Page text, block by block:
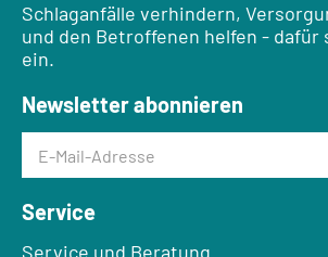
Schlaganfälle verhindern,
und den Betroffenen helfen - dafür
ein.
Newsletter abonnieren
E-Mail-Adresse
Service
Service und Beratung